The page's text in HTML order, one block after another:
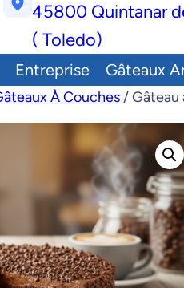
45800 Quintanar
( Toledo)
Entreprise Gâteaux
À Couches / Gâteau